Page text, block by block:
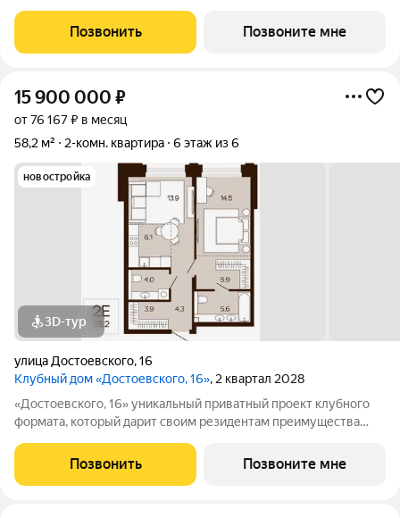
сохраняя приватность. Находиться среди людей и
одновременно в уединенном месте,
Позвонить Позвоните мне
15 900 000 ₽
от 76 167 ₽ в месяц
58,2 м²
2-комн. квартира 6 этаж из 6
новостройка
3D-тур
улица Достоевского,16
Клубный дом «Достоевского, 16», 2 квартал 2028
«Достоевского, 16» уникальный приватный проект клубного
формата, который дарит своим резидентам преимущества
сохраняя приватность. Находиться среди людей и
одновременно в уединенном месте,
Позвонить Позвоните мне